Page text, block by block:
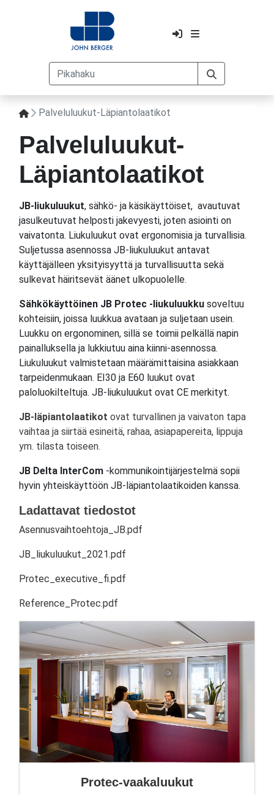
Palveluluukut-Läpiantolaatikot
Palveluluukut-
Läpiantolaatikot
JB-liukuluukut, sähkö- ja käsikäyttöiset, avautuvat
jasulkeutuvat helposti jakevyesti, joten asiointi on
vaivatonta. Liukuluukut ovat ergonomisia ja turvallisia.
Suljetussa asennossa JB-liukuluukut antavat
käyttäjälleen yksityisyyttä ja turvallisuutta sekä
sulkevat häiritsevät äänet ulkopuolelle.
Sähkökäyttöinen JB Protec -liukuluukku soveltuu
kohteisiin, joissa luukkua avataan ja suljetaan usein.
Luukku on ergonominen, sillä se toimii pelkällä napin
painalluksella ja lukkiutuu aina kiinni-asennossa.
Liukuluukut valmistetaan määrämittaisina asiakkaan
tarpeidenmukaan. EI30 ja E60 luukut ovat
paloluokilteltuja. JB-liukuluukut ovat CE merkityt.
JB-läpiantolaatikot ovat turvallinen ja vaivaton tapa
vaihtaa ja siirtää esineitä, rahaa, asiapapereita, lippuja
ym. tilasta toiseen.
JB Delta InterCom -kommunikointijärjestelmä sopii
hyvin yhteiskäyttöön JB-läpiantolaatikoiden kanssa.
Ladattavat tiedostot
Asennusvaihtoehtoja_JB.pdf
JB_liukuluukut_2021.pdf
Protec_executive_fi.pdf
Reference_Protec.pdf
Protec-vaakaluukut